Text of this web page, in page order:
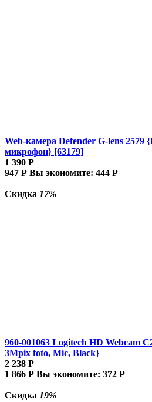
Web-камера Defender G-lens
микрофон} [63179]
1 390 Р
947 Р Вы экономите: 444 Р
Скидка 17%
960-001063 Logitech HD Webcam
3Mpix foto, Mic, Black}
2 238 Р
1 866 Р Вы экономите: 372 Р
Скидка 19%